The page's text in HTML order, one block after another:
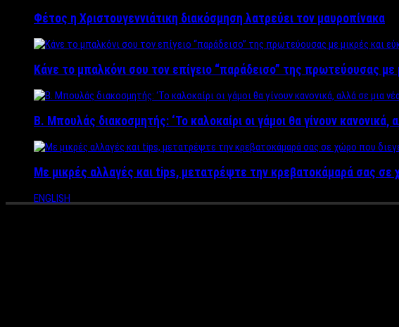
Φέτος η Χριστουγεννιάτικη διακόσμηση λατρεύει τον μαυροπίνακα
Κάνε το μπαλκόνι σου τον επίγειο “παράδεισο” της πρωτεύουσας
Β. Μπουλάς διακοσμητής: ‘Το καλοκαίρι οι γάμοι θα γίνουν κανονικά,
Με μικρές αλλαγές και tips, μετατρέψτε την κρεβατοκάμαρά σας σε
ENGLISH